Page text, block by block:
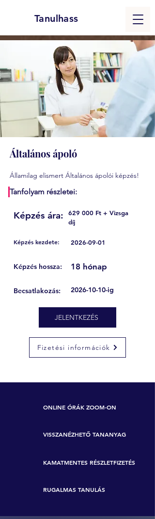
Tanulhass
Általános ápoló
Államilag elismert Általános ápolói képzés!
Tanfolyam részletei:
Képzés ára:
629 000 Ft + Vizsga
díj
Képzés kezdete: 2026-09-01
Képzés hossza: 18 hónap
Becsatlakozás: 2026-10-10-ig
JELENTKEZÉS
Fizetési információk
ONLINE ÓRÁK ZOOM-ON
VISSZANÉZHETŐ TANANYAG
KAMATMENTES RÉSZLETFIZETÉS
RUGALMAS TANULÁS